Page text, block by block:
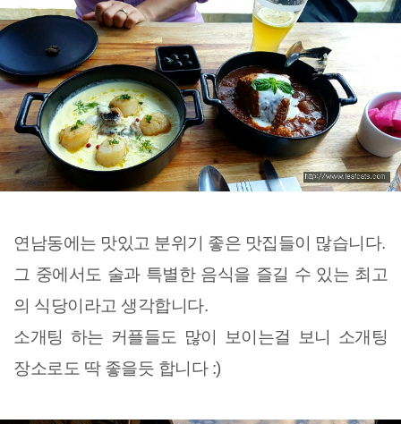
연남동에는 맛있고 분위 기 좋은 맛집들이 많습니다.
그 중에서도 술과 특별한 음식을 즐길 수 있는 최고
의 식당이라고 생각합니다.
소개팅 하는 커플들도 많이 보이는걸 보니 소개팅
장소로도 딱 좋을듯 합니다 :)